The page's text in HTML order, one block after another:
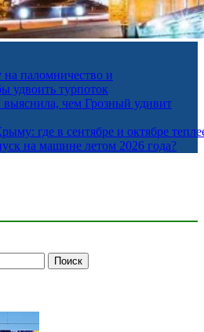
на паломничество и
удвоить турпоток
выяснила, чем Грозный удивит
где в сентябре и октябре
на машине летом 2026 года?